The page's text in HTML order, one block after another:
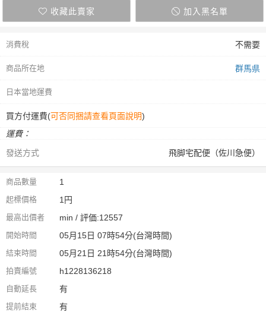
收藏此賣家 加入黑名單
消費稅 不需要
商品所在地 群馬県
日本當地運費
買方付運費(可否同捆請查看頁面說明)
運費：
發送方式
飛脚宅配便（佐川急便）
商品數量 1
起標價格 1円
最高出價者 min / 評価:12557
開始時間 05月15日 07時54分(台灣時間)
結束時間 05月21日 21時54分(台灣時間)
拍賣編號 h1228136218
自動延長 有
提前結束 有